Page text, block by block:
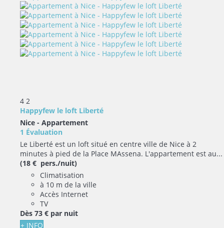
4 2
Happyfew le loft Liberté
Nice - Appartement
1 Évaluation
Le Liberté est un loft situé en centre ville de Nice à 2
minutes à pied de la Place MAssena. L'appartement est au...
(18 € pers./nuit)
Climatisation
à 10 m de la ville
Accès Internet
TV
Dès 73 € par nuit
+ INFO